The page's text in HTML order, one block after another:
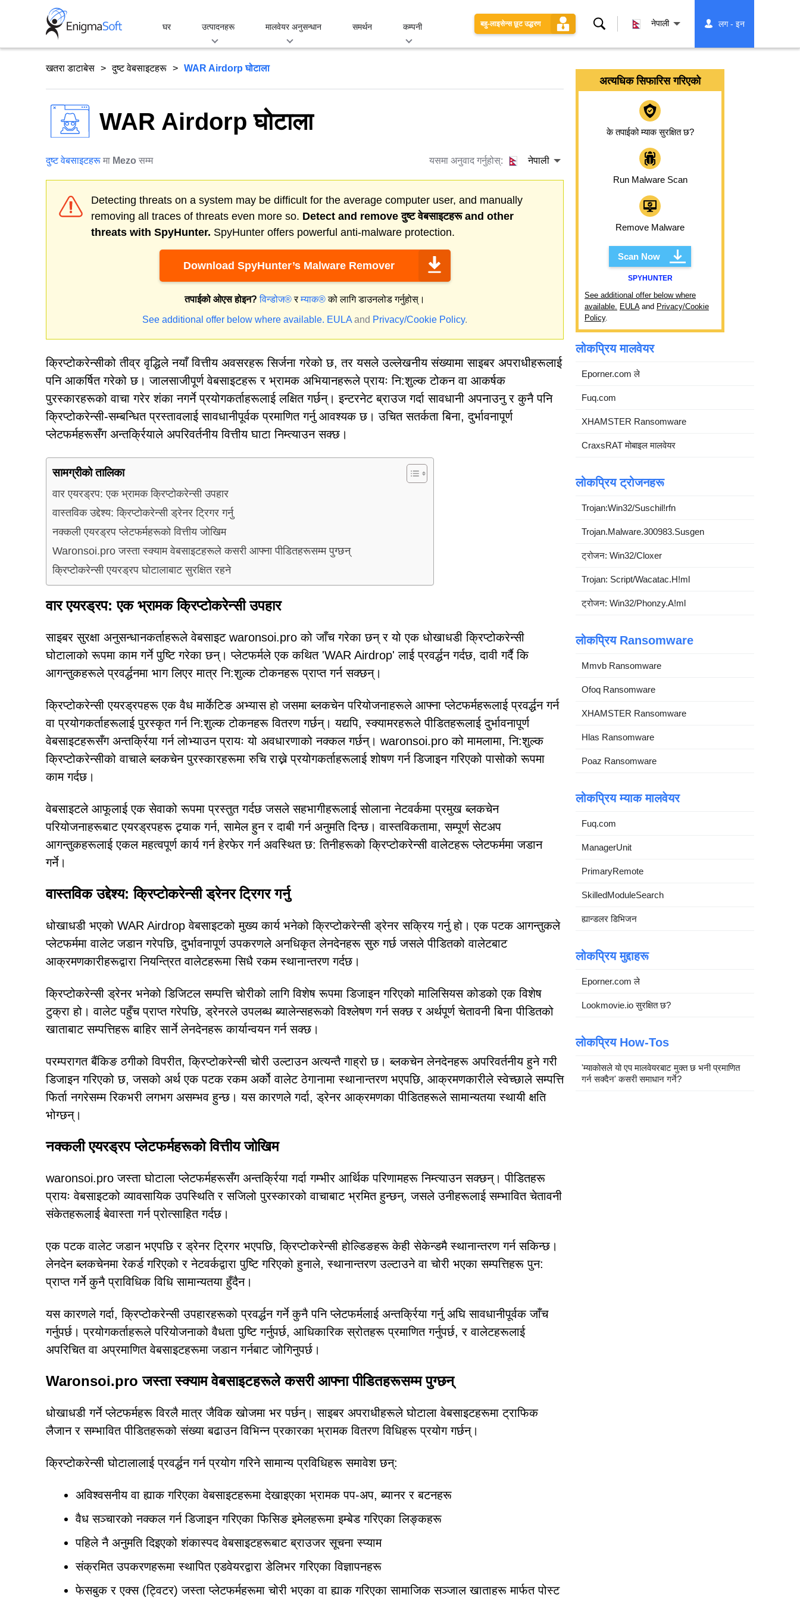
घर उत्पादनहरू मालवेयर अनुसन्धान समर्थन कम्पनी बहु-लाइसेन्स छूट उद्धरण खोज्नुहोस् नेपाली लग - इन
खतरा डाटाबेस दुष्ट वेबसाइटहरू WAR Airdorp घोटाला
WAR Airdorp घोटाला
दुष्ट वेबसाइटहरू मा Mezo सम्म यसमा अनुवाद गर्नुहोस्: नेपाली
Detecting threats on a system may be difficult for the average computer user, and manually
removing all traces of threats even more so. Detect and removeदुष्ट वेबसाइटहरूand other
threats with SpyHunter. SpyHunter offers powerful anti-malware protection.
Download SpyHunter’s Malware Remover
तपाईको ओएस होइन? विन्डोज®रम्याक®को लागि डाउनलोड गर्नुहोस्।
See additional offer below where available. EULA and Privacy/Cookie Policy.
क्रिप्टोकरेन्सीको तीव्र वृद्धिले नयाँ वित्तीय अवसरहरू सिर्जना गरेको छ, तर यसले उल्लेखनीय संख्यामा साइबर अपराधीहरूलाई
पनि आकर्षित गरेको छ। जालसाजीपूर्ण वेबसाइटहरू र भ्रामक अभियानहरूले प्रायः नि:शुल्क टोकन वा आकर्षक
पुरस्कारहरूको वाचा गरेर शंका नगर्ने प्रयोगकर्ताहरूलाई लक्षित गर्छन्। इन्टरनेट ब्राउज गर्दा सावधानी अपनाउनु र कुनै पनि
क्रिप्टोकरेन्सी-सम्बन्धित प्रस्तावलाई सावधानीपूर्वक प्रमाणित गर्नु आवश्यक छ। उचित सतर्कता बिना, दुर्भावनापूर्ण
प्लेटफर्महरूसँग अन्तर्क्रियाले अपरिवर्तनीय वित्तीय घाटा निम्त्याउन सक्छ।
सामग्रीको तालिका
वार एयरड्रप: एक भ्रामक क्रिप्टोकरेन्सी उपहार
वास्तविक उद्देश्य: क्रिप्टोकरेन्सी ड्रेनर ट्रिगर गर्नु
नक्कली एयरड्रप प्लेटफर्महरूको वित्तीय जोखिम
Waronsoi.pro जस्ता स्क्याम वेबसाइटहरूले कसरी आफ्ना पीडितहरूसम्म पुग्छन्
क्रिप्टोकरेन्सी एयरड्रप घोटालाबाट सुरक्षित रहने
वार एयरड्रप: एक भ्रामक क्रिप्टोकरेन्सी उपहार
साइबर सुरक्षा अनुसन्धानकर्ताहरूले वेबसाइट waronsoi.pro को जाँच गरेका छन् र यो एक धोखाधडी क्रिप्टोकरेन्सी
घोटालाको रूपमा काम गर्ने पुष्टि गरेका छन्। प्लेटफर्मले एक कथित 'WAR Airdrop' लाई प्रवर्द्धन गर्दछ, दावी गर्दै कि
आगन्तुकहरूले प्रवर्द्धनमा भाग लिएर मात्र नि:शुल्क टोकनहरू प्राप्त गर्न सक्छन्।
क्रिप्टोकरेन्सी एयरड्रपहरू एक वैध मार्केटिङ अभ्यास हो जसमा ब्लकचेन परियोजनाहरूले आफ्ना प्लेटफर्महरूलाई प्रवर्द्धन गर्न
वा प्रयोगकर्ताहरूलाई पुरस्कृत गर्न नि:शुल्क टोकनहरू वितरण गर्छन्। यद्यपि, स्क्यामरहरूले पीडितहरूलाई दुर्भावनापूर्ण
वेबसाइटहरूसँग अन्तर्क्रिया गर्न लोभ्याउन प्रायः यो अवधारणाको नक्कल गर्छन्। waronsoi.pro को मामलामा, नि:शुल्क
क्रिप्टोकरेन्सीको वाचाले ब्लकचेन पुरस्कारहरूमा रुचि राख्ने प्रयोगकर्ताहरूलाई शोषण गर्न डिजाइन गरिएको पासोको रूपमा
काम गर्दछ।
वेबसाइटले आफूलाई एक सेवाको रूपमा प्रस्तुत गर्दछ जसले सहभागीहरूलाई सोलाना नेटवर्कमा प्रमुख ब्लकचेन
परियोजनाहरूबाट एयरड्रपहरू ट्र्याक गर्न, सामेल हुन र दाबी गर्न अनुमति दिन्छ। वास्तविकतामा, सम्पूर्ण सेटअप
आगन्तुकहरूलाई एकल महत्वपूर्ण कार्य गर्न हेरफेर गर्न अवस्थित छ: तिनीहरूको क्रिप्टोकरेन्सी वालेटहरू प्लेटफर्ममा जडान
गर्ने।
वास्तविक उद्देश्य: क्रिप्टोकरेन्सी ड्रेनर ट्रिगर गर्नु
धोखाधडी भएको WAR Airdrop वेबसाइटको मुख्य कार्य भनेको क्रिप्टोकरेन्सी ड्रेनर सक्रिय गर्नु हो। एक पटक आगन्तुकले
प्लेटफर्ममा वालेट जडान गरेपछि, दुर्भावनापूर्ण उपकरणले अनधिकृत लेनदेनहरू सुरु गर्छ जसले पीडितको वालेटबाट
आक्रमणकारीहरूद्वारा नियन्त्रित वालेटहरूमा सिधै रकम स्थानान्तरण गर्दछ।
क्रिप्टोकरेन्सी ड्रेनर भनेको डिजिटल सम्पत्ति चोरीको लागि विशेष रूपमा डिजाइन गरिएको मालिसियस कोडको एक विशेष
टुक्रा हो। वालेट पहुँच प्राप्त गरेपछि, ड्रेनरले उपलब्ध ब्यालेन्सहरूको विश्लेषण गर्न सक्छ र अर्थपूर्ण चेतावनी बिना पीडितको
खाताबाट सम्पत्तिहरू बाहिर सार्ने लेनदेनहरू कार्यान्वयन गर्न सक्छ।
परम्परागत बैंकिङ ठगीको विपरीत, क्रिप्टोकरेन्सी चोरी उल्टाउन अत्यन्तै गाह्रो छ। ब्लकचेन लेनदेनहरू अपरिवर्तनीय हुने गरी
डिजाइन गरिएको छ, जसको अर्थ एक पटक रकम अर्को वालेट ठेगानामा स्थानान्तरण भएपछि, आक्रमणकारीले स्वेच्छाले सम्पत्ति
फिर्ता नगरेसम्म रिकभरी लगभग असम्भव हुन्छ। यस कारणले गर्दा, ड्रेनर आक्रमणका पीडितहरूले सामान्यतया स्थायी क्षति
भोग्छन्।
नक्कली एयरड्रप प्लेटफर्महरूको वित्तीय जोखिम
waronsoi.pro जस्ता घोटाला प्लेटफर्महरूसँग अन्तर्क्रिया गर्दा गम्भीर आर्थिक परिणामहरू निम्त्याउन सक्छन्। पीडितहरू
प्रायः वेबसाइटको व्यावसायिक उपस्थिति र सजिलो पुरस्कारको वाचाबाट भ्रमित हुन्छन्, जसले उनीहरूलाई सम्भावित चेतावनी
संकेतहरूलाई बेवास्ता गर्न प्रोत्साहित गर्दछ।
एक पटक वालेट जडान भएपछि र ड्रेनर ट्रिगर भएपछि, क्रिप्टोकरेन्सी होल्डिङहरू केही सेकेन्डमै स्थानान्तरण गर्न सकिन्छ।
लेनदेन ब्लकचेनमा रेकर्ड गरिएको र नेटवर्कद्वारा पुष्टि गरिएको हुनाले, स्थानान्तरण उल्टाउने वा चोरी भएका सम्पत्तिहरू पुन:
प्राप्त गर्ने कुनै प्राविधिक विधि सामान्यतया हुँदैन।
यस कारणले गर्दा, क्रिप्टोकरेन्सी उपहारहरूको प्रवर्द्धन गर्ने कुनै पनि प्लेटफर्मलाई अन्तर्क्रिया गर्नु अघि सावधानीपूर्वक जाँच
गर्नुपर्छ। प्रयोगकर्ताहरूले परियोजनाको वैधता पुष्टि गर्नुपर्छ, आधिकारिक स्रोतहरू प्रमाणित गर्नुपर्छ, र वालेटहरूलाई
अपरिचित वा अप्रमाणित वेबसाइटहरूमा जडान गर्नबाट जोगिनुपर्छ।
Waronsoi.pro जस्ता स्क्याम वेबसाइटहरूले कसरी आफ्ना पीडितहरूसम्म पुग्छन्
धोखाधडी गर्ने प्लेटफर्महरू विरलै मात्र जैविक खोजमा भर पर्छन्। साइबर अपराधीहरूले घोटाला वेबसाइटहरूमा ट्राफिक
लैजान र सम्भावित पीडितहरूको संख्या बढाउन विभिन्न प्रकारका भ्रामक वितरण विधिहरू प्रयोग गर्छन्।
क्रिप्टोकरेन्सी घोटालालाई प्रवर्द्धन गर्न प्रयोग गरिने सामान्य प्रविधिहरू समावेश छन्:
अविश्वसनीय वा ह्याक गरिएका वेबसाइटहरूमा देखाइएका भ्रामक पप-अप, ब्यानर र बटनहरू
वैध सञ्चारको नक्कल गर्न डिजाइन गरिएका फिसिङ इमेलहरूमा इम्बेड गरिएका लिङ्कहरू
पहिले नै अनुमति दिइएको शंकास्पद वेबसाइटहरूबाट ब्राउजर सूचना स्प्याम
संक्रमित उपकरणहरूमा स्थापित एडवेयरद्वारा डेलिभर गरिएका विज्ञापनहरू
फेसबुक र एक्स (ट्विटर) जस्ता प्लेटफर्महरूमा चोरी भएका वा ह्याक गरिएका सामाजिक सञ्जाल खाताहरू मार्फत पोस्ट
अत्यधिक सिफारिस गरिएको
के तपाईको म्याक सुरक्षित छ?
Run Malware Scan
Remove Malware
Scan Now
SPYHUNTER
See additional offer below where
available. EULAand Privacy/Cookie
Policy.
लोकप्रिय मालवेयर
Eporner.com ले
Fuq.com
XHAMSTER Ransomware
CraxsRAT मोबाइल मालवेयर
लोकप्रिय ट्रोजनहरू
Trojan:Win32/Suschil!rfn
Trojan.Malware.300983.Susgen
ट्रोजन: Win32/Cloxer
Trojan: Script/Wacatac.H!ml
ट्रोजन: Win32/Phonzy.A!ml
लोकप्रिय Ransomware
Mmvb Ransomware
Ofoq Ransomware
XHAMSTER Ransomware
Hlas Ransomware
Poaz Ransomware
लोकप्रिय म्याक मालवेयर
Fuq.com
ManagerUnit
PrimaryRemote
SkilledModuleSearch
ह्यान्डलर डिभिजन
लोकप्रिय मुद्दाहरू
Eporner.com ले
Lookmovie.io सुरक्षित छ?
लोकप्रिय How-Tos
'म्याकोसले यो एप मालवेयरबाट मुक्त छ भनी प्रमाणित
गर्न सक्दैन' कसरी समाधान गर्ने?